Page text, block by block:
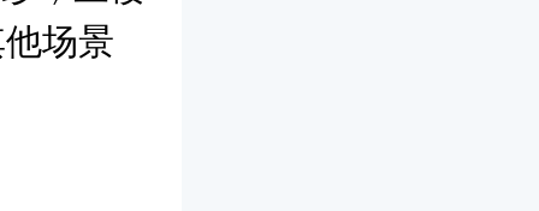
场景